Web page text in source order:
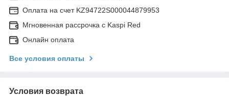
Оплата на счет KZ94722S000044879953
Мгновенная рассрочка с Kaspi Red
Онлайн оплата
Все условия оплаты
Условия возврата